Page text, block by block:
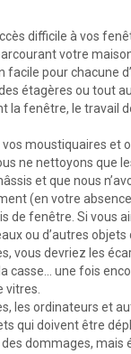
difficile à vos
votre
facile pour chacune
étagères ou tout
la fenêtre, le travail
moustiquaires et
ne nettoyons que
et que nous
(en votre
de fenêtre. Si vous
ou d’autres
vous devriez les
casse… une fois
vitres.
les ordinateurs et
qui doivent être
dommages, mais